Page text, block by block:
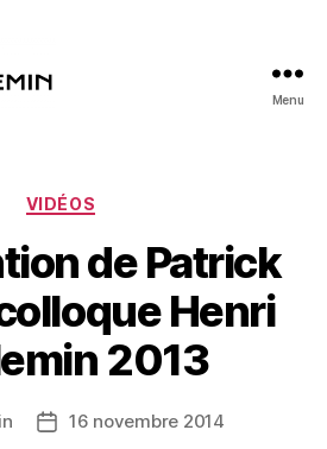
Menu
Catégories
VIDÉOS
de Patrick
Henri
2013
Date16 novembre 2014